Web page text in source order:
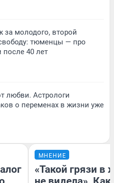
молодого, второй
тюменцы — про
40 лет
любви. Астрологи
о переменах в жизни уже
МНЕНИЕ
«Такой грязи в